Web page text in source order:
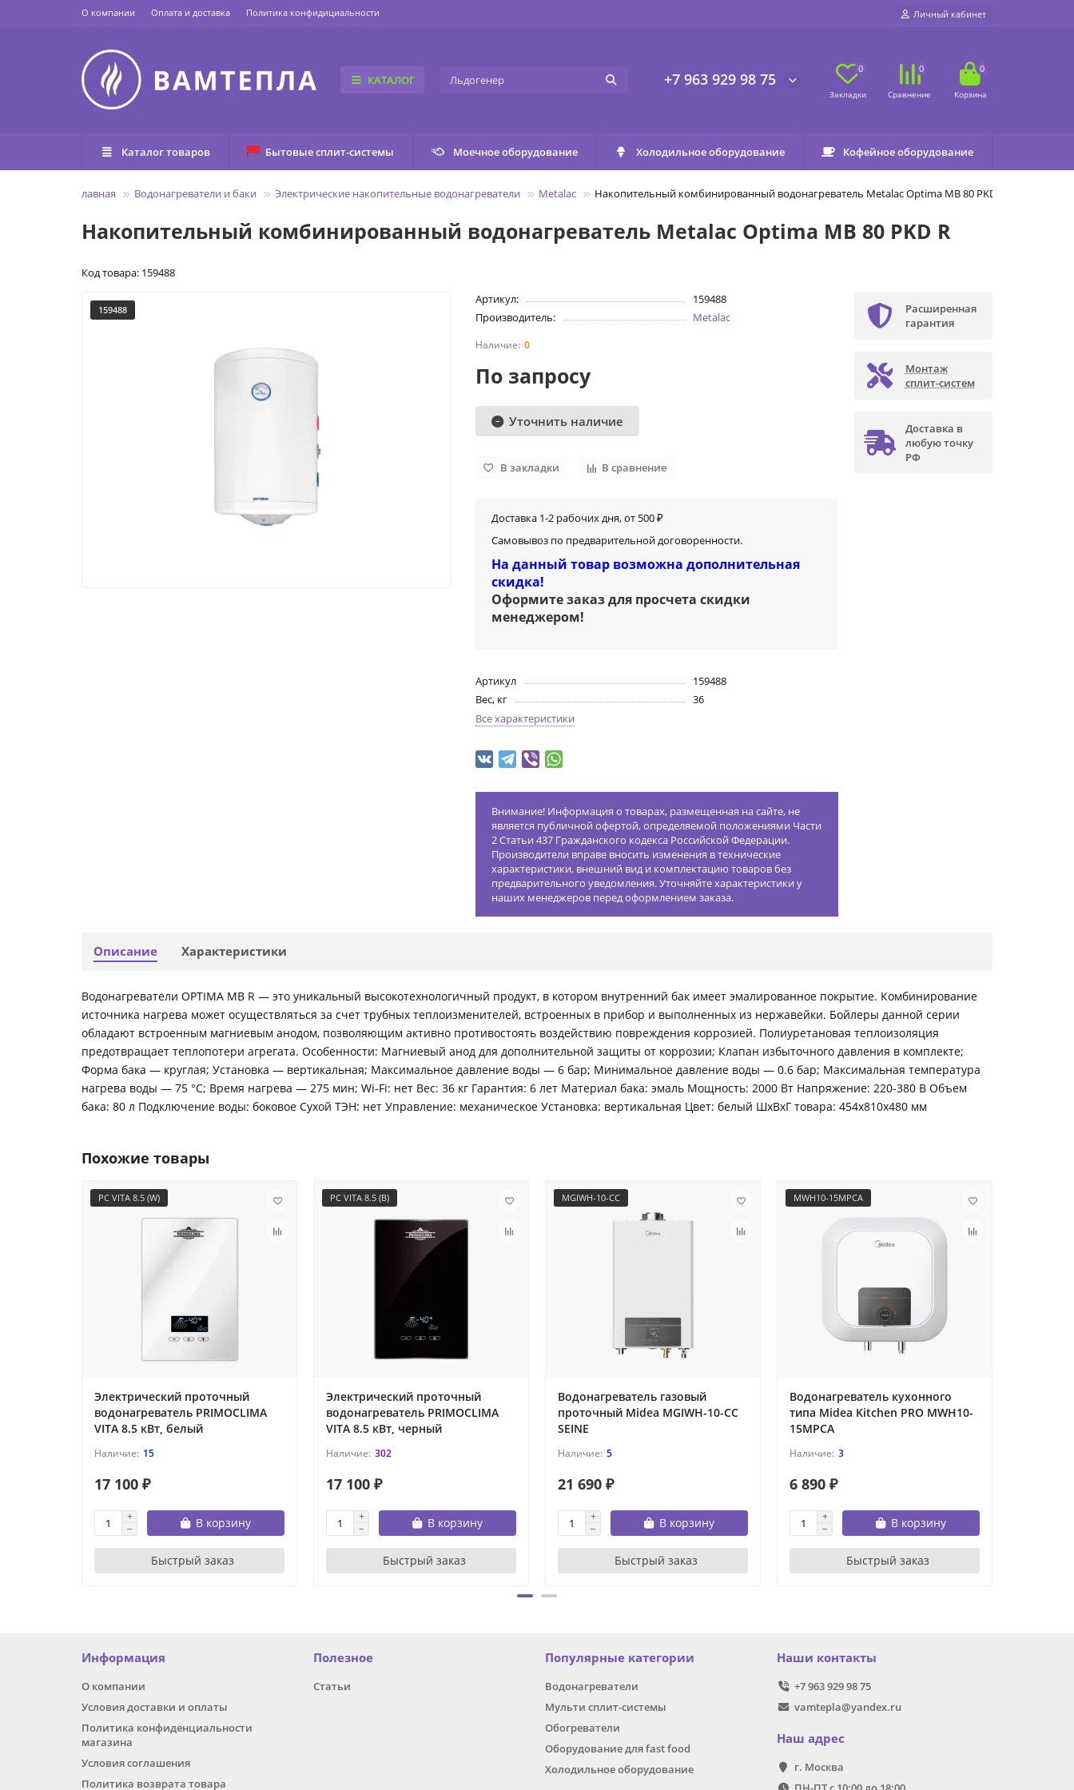
О компании Оплата и доставка Политика конфидициальности Личный кабинет
КАТАЛОГ +7 963 929 98 75
0 0 0
Каталог товаров Бытовые сплит-системы Моечное оборудование Холодильное оборудование Кофейное оборудование
Главная Водонагреватели и баки Электрические накопительные водонагреватели Metalac Накопительный комбинированный водонагреватель Metalac Оptima MB 80 PKD R
Накопительный комбинированный водонагреватель Metalac Оptima MB 80 PKD R
Код товара: 159488
159488
Артикул:
159488
Производитель:
Metalac
0
По запросу
Уточнить наличие
В закладки В сравнение
Доставка 1-2 рабочих дня, от 500 ₽
Самовывоз по предварительной договоренности.
На данный товар возможна дополнительная
скидка!
Оформите заказ для просчета скидки
менеджером!
Артикул
159488
Вес, кг
36
Все характеристики
Внимание! Информация о товарах, размещенная на сайте, не
является публичной офертой, определяемой положениями Части
2 Статьи 437 Гражданского кодекса Российской Федерации.
Производители вправе вносить изменения в технические
характеристики, внешний вид и комплектацию товаров без
предварительного уведомления. Уточняйте характеристики у
наших менеджеров перед оформлением заказа.
Расширенная
гарантия
Монтаж
сплит-систем
Доставка в
любую точку
РФ
Описание Характеристики
Водонагреватели OPTIMA MB R — это уникальный высокотехнологичный продукт, в котором внутренний бак имеет эмалированное покрытие. Комбинирование
источника нагрева может осуществляться за счет трубных теплоизменителей, встроенных в прибор и выполненных из нержавейки. Бойлеры данной серии
обладают встроенным магниевым анодом, позволяющим активно противостоять воздействию повреждения коррозией. Полиуретановая теплоизоляция
предотвращает теплопотери агрегата. Особенности: Магниевый анод для дополнительной защиты от коррозии; Клапан избыточного давления в комплекте;
Форма бака — круглая; Установка — вертикальная; Максимальное давление воды — 6 бар; Минимальное давление воды — 0.6 бар; Максимальная температура
нагрева воды — 75 °С; Время нагрева — 275 мин; Wi-Fi: нет Вес: 36 кг Гарантия: 6 лет Материал бака: эмаль Мощность: 2000 Вт Напряжение: 220-380 В Объем
бака: 80 л Подключение воды: боковое Сухой ТЭН: нет Управление: механическое Установка: вертикальная Цвет: белый ШxВxГ товара: 454x810x480 мм
Похожие товары
PC VITA 8.5 (W)
Электрический проточный
водонагреватель PRIMOCLIMA
VITA 8.5 кВт, белый
15
17 100 ₽
В корзину
Быстрый заказ
PC VITA 8.5 (B)
Электрический проточный
водонагреватель PRIMOCLIMA
VITA 8.5 кВт, черный
302
17 100 ₽
В корзину
Быстрый заказ
MGIWH-10-CC
Водонагреватель газовый
проточный Midea MGIWH-10-CC
SEINE
5
21 690 ₽
В корзину
Быстрый заказ
MWH10-15MPCA
Водонагреватель кухонного
типа Midea Kitchen PRO MWH10-
15MPCA
3
6 890 ₽
В корзину
Быстрый заказ
Информация
О компании
Условия доставки и оплаты
Политика конфиденциальности
магазина
Условия соглашения
Политика возврата товара
Полезное
Статьи
Популярные категории
Водонагреватели
Мульти сплит-системы
Обогреватели
Оборудование для fast food
Холодильное оборудование
Наши контакты
+7 963 929 98 75
vamtepla@yandex.ru
Наш адрес
г. Москва